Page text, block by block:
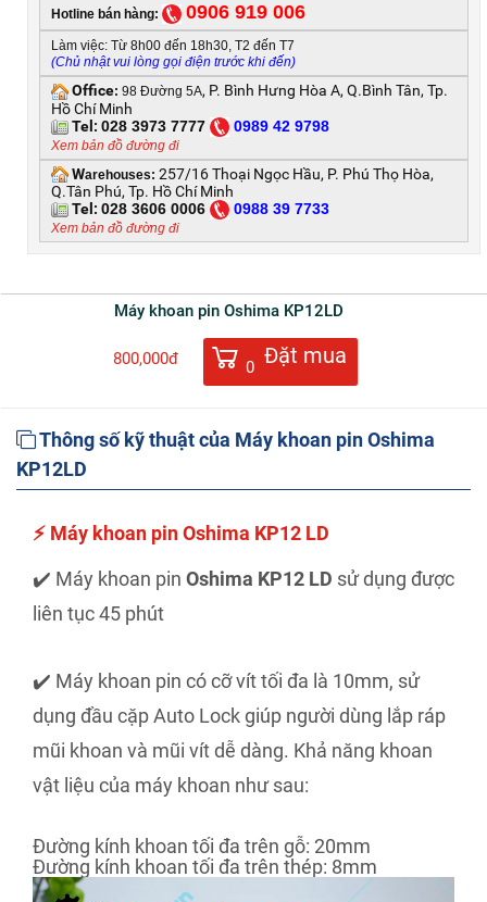
Hotline bán hàng: 0906 919 006
Làm việc: Từ 8h00 đến 18h30, T2 đến T7
(Chủ nhật vui lòng gọi điện trước khi đến)
Office: 98 Đường 5A, P. Bình Hưng Hòa A, Q.Bình Tân, Tp.
Hồ Chí Minh
Tel: 028 3973 7777 0989 42 9798
Xem bản đồ đường đi
Warehouses: 257/16 Thoại Ngọc Hầu, P. Phú Thọ Hòa,
Q.Tân Phú, Tp. Hồ Chí Minh
Tel: 028 3606 0006 0988 39 7733
Xem bản đồ đường đi
Máy khoan pin Oshima KP12LD
800,000đ 0 Đặt mua
Thông số kỹ thuật của Máy khoan pin Oshima
KP12LD
⚡ Máy khoan pin Oshima KP12 LD
✔️ Máy khoan pin Oshima KP12 LD sử dụng được
liên tục 45 phút
✔️ Máy khoan pin có cỡ vít tối đa là 10mm, sử
dụng đầu cặp Auto Lock giúp người dùng lắp ráp
mũi khoan và mũi vít dễ dàng. Khả năng khoan
vật liệu của máy khoan như sau:
Đường kính khoan tối đa trên gỗ: 20mm
Đường kính khoan tối đa trên thép: 8mm